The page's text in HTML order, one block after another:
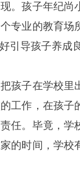
。孩子年纪尚
专业的教育场
引导孩子养成
孩子在学校里
工作，在孩子
任。毕竟，学
的时间，学校